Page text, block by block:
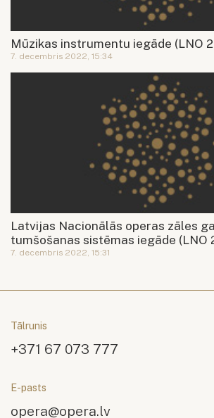
Mūzikas instrumentu iegāde (LNO
7. decembris 2022, 15:34
Latvijas Nacionālās operas zāles
tumšošanas sistēmas iegāde (LNO
7. decembris 2022, 15:31
Tālrunis
+371 67 073 777
E-pasts
opera@opera.lv